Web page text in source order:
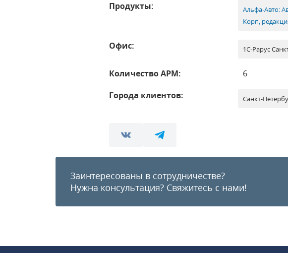
Продукты:
Альфа-Авто:
Корп,
Офис: 1С-Рарус
Количество АРМ:
6
Города клиентов:
Санкт-
Заинтересованы в сотрудничестве?
Нужна консультация? Свяжитесь с нами!